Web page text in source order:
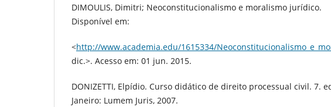
DIMOULIS, Dimitri; Neoconstitucionalismo e moralismo jurídico.
Disponível em:
<http://www.academia.edu/1615334/
dic.>. Acesso em: 01 jun. 2015.
DONIZETTI, Elpídio. Curso didático de direito processual civil. 7.
Janeiro: Lumem Juris, 2007.